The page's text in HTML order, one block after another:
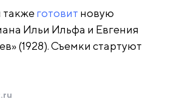
такжеготовит новую
Ильи Ильфа и Евгения
(1928). Съемки стартуют